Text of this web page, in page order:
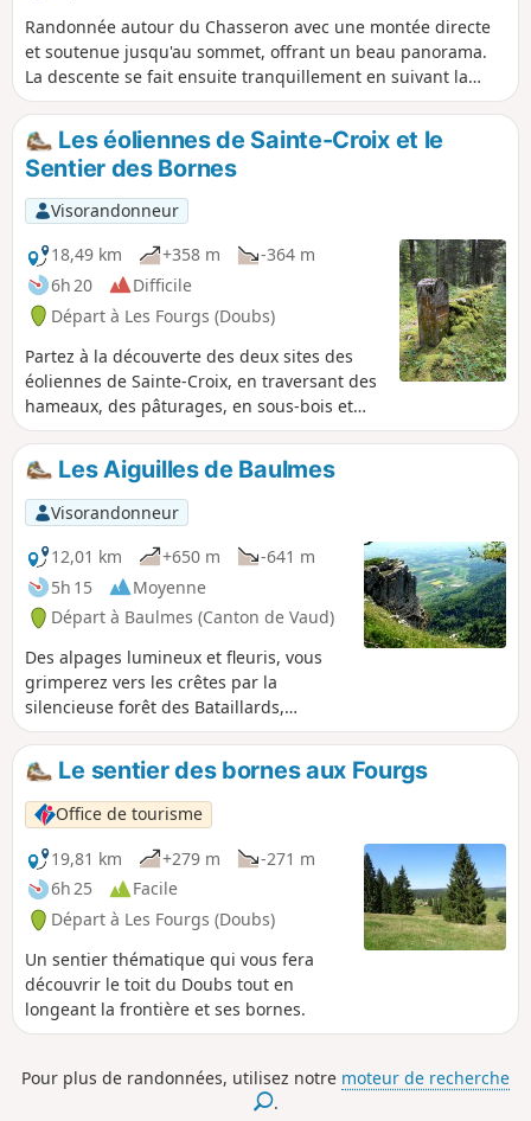
Randonnée autour du Chasseron avec une montée directe
et soutenue jusqu'au sommet, offrant un beau panorama.
La descente se fait ensuite tranquillement en suivant la
ligne de crête, douce et agréable, jusqu'au retour au
parking. Parcours accessible.
Les éoliennes de Sainte-Croix et le
Sentier des Bornes
Visorandonneur
18,49 km
+358 m
-364 m
6h 20
Difficile
Départ à Les Fourgs (Doubs)
Partez à la découverte des deux sites des
éoliennes de Sainte-Croix, en traversant des
hameaux, des pâturages, en sous-bois et
forêt. Vous passez vers le Mont de la Chèvre,
au Mont des Cerfs (1280 m) et son gîte rural
puis vous faites un aller-retour pour voir le
gouffre du Creux des Neiges. Le retour se
fait par le Sentier des Bornes.
Les Aiguilles de Baulmes
Visorandonneur
12,01 km
+650 m
-641 m
5h 15
Moyenne
Départ à Baulmes (Canton de Vaud)
Des alpages lumineux et fleuris, vous
grimperez vers les crêtes par la
silencieuse forêt des Bataillards,
longerez ses falaises calcaires et
abruptes, première pente du Jura,
découpées en aiguilles qui vous
offriront des vues sur les Alpes, le Mont
Blanc, le Léman et le lac de Neuchâtel.
De l’autre côté, le panorama s’étend de
La Dôle jusqu’au Chasseral, en passant
par le Suchet et la Dent de Vaulion.
Le sentier des bornes aux Fourgs
Office de tourisme
19,81 km
+279 m
-271 m
6h 25
Facile
Départ à Les Fourgs (Doubs)
Un sentier thématique qui vous fera
découvrir le toit du Doubs tout en
longeant la frontière et ses bornes.
Pour plus de randonnées, utilisez notre moteur de recherche
.